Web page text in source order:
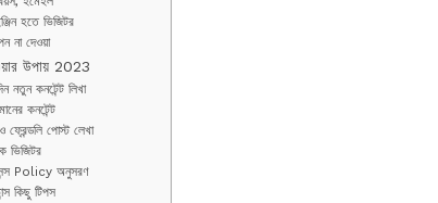
হতে ভিজিটর
না দেওয়া
উপায় 2023
নতুন কনটেন্ট লিখা
কনটেন্ট
ফ্রেন্ডলি পোস্ট লেখা
ভিজিটর
Policy অনুসরণ
কিছু টিপস